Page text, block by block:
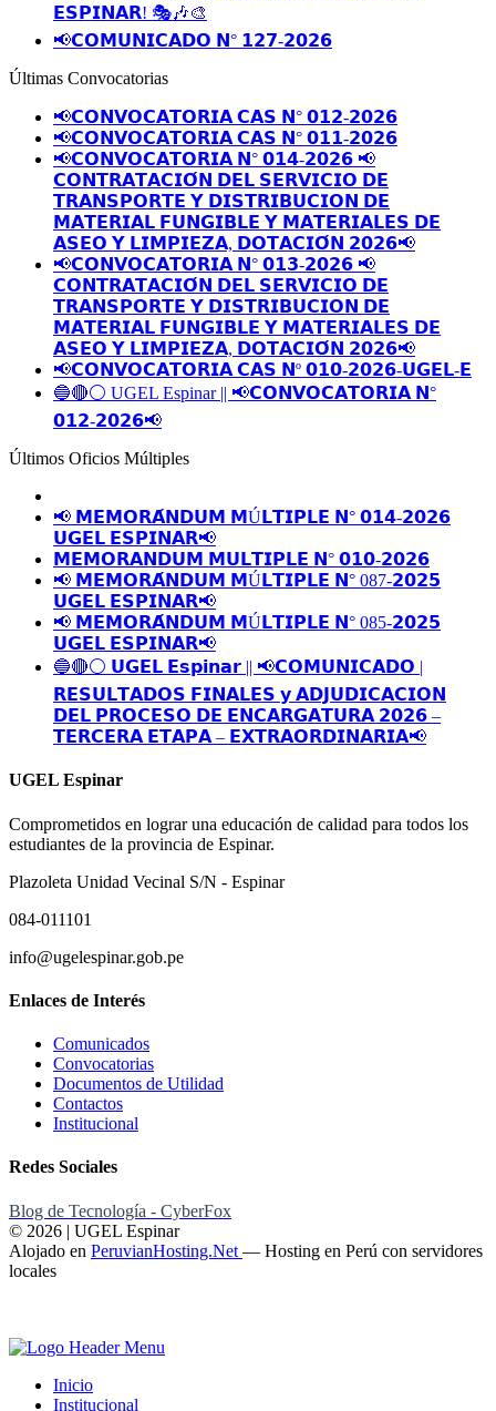
𝗘𝗦𝗣𝗜𝗡𝗔𝗥! 🎭🎶🎨
📢𝗖𝗢𝗠𝗨𝗡𝗜𝗖𝗔𝗗𝗢 𝗡° 𝟭𝟮𝟳-𝟮𝟬𝟮𝟲
Últimas Convocatorias
📢𝗖𝗢𝗡𝗩𝗢𝗖𝗔𝗧𝗢𝗥𝗜𝗔 𝗖𝗔𝗦 𝗡° 𝟬𝟭𝟮-𝟮𝟬𝟮𝟲
📢𝗖𝗢𝗡𝗩𝗢𝗖𝗔𝗧𝗢𝗥𝗜𝗔 𝗖𝗔𝗦 𝗡° 𝟬𝟭𝟭-𝟮𝟬𝟮𝟲
📢𝗖𝗢𝗡𝗩𝗢𝗖𝗔𝗧𝗢𝗥𝗜𝗔 𝗡° 𝟬𝟭𝟰-𝟮𝟬𝟮𝟲 📢
𝗖𝗢𝗡𝗧𝗥𝗔𝗧𝗔𝗖𝗜𝗢́𝗡 𝗗𝗘𝗟 𝗦𝗘𝗥𝗩𝗜𝗖𝗜𝗢 𝗗𝗘
𝗧𝗥𝗔𝗡𝗦𝗣𝗢𝗥𝗧𝗘 𝗬 𝗗𝗜𝗦𝗧𝗥𝗜𝗕𝗨𝗖𝗜𝗢𝗡 𝗗𝗘
𝗠𝗔𝗧𝗘𝗥𝗜𝗔𝗟 𝗙𝗨𝗡𝗚𝗜𝗕𝗟𝗘 𝗬 𝗠𝗔𝗧𝗘𝗥𝗜𝗔𝗟𝗘𝗦 𝗗𝗘
𝗔𝗦𝗘𝗢 𝗬 𝗟𝗜𝗠𝗣𝗜𝗘𝗭𝗔, 𝗗𝗢𝗧𝗔𝗖𝗜𝗢́𝗡 𝟮𝟬𝟮𝟲📢
📢𝗖𝗢𝗡𝗩𝗢𝗖𝗔𝗧𝗢𝗥𝗜𝗔 𝗡° 𝟬𝟭𝟯-𝟮𝟬𝟮𝟲 📢
𝗖𝗢𝗡𝗧𝗥𝗔𝗧𝗔𝗖𝗜𝗢́𝗡 𝗗𝗘𝗟 𝗦𝗘𝗥𝗩𝗜𝗖𝗜𝗢 𝗗𝗘
𝗧𝗥𝗔𝗡𝗦𝗣𝗢𝗥𝗧𝗘 𝗬 𝗗𝗜𝗦𝗧𝗥𝗜𝗕𝗨𝗖𝗜𝗢𝗡 𝗗𝗘
𝗠𝗔𝗧𝗘𝗥𝗜𝗔𝗟 𝗙𝗨𝗡𝗚𝗜𝗕𝗟𝗘 𝗬 𝗠𝗔𝗧𝗘𝗥𝗜𝗔𝗟𝗘𝗦 𝗗𝗘
𝗔𝗦𝗘𝗢 𝗬 𝗟𝗜𝗠𝗣𝗜𝗘𝗭𝗔, 𝗗𝗢𝗧𝗔𝗖𝗜𝗢́𝗡 𝟮𝟬𝟮𝟲📢
📢𝗖𝗢𝗡𝗩𝗢𝗖𝗔𝗧𝗢𝗥𝗜𝗔 𝗖𝗔𝗦 𝗡º 𝟬𝟭𝟬-𝟮𝟬𝟮𝟲-𝗨𝗚𝗘𝗟-𝗘
🔵🔴⚪️ UGEL Espinar || 📢𝗖𝗢𝗡𝗩𝗢𝗖𝗔𝗧𝗢𝗥𝗜𝗔 𝗡°
𝟬𝟭𝟮-𝟮𝟬𝟮𝟲📢
Últimos Oficios Múltiples
📢 𝗠𝗘𝗠𝗢𝗥𝗔́𝗡𝗗𝗨𝗠 𝗠Ú𝗟𝗧𝗜𝗣𝗟𝗘 𝗡° 𝟬𝟭𝟰-𝟮𝟬𝟮𝟲
𝗨𝗚𝗘𝗟 𝗘𝗦𝗣𝗜𝗡𝗔𝗥📢
𝗠𝗘𝗠𝗢𝗥𝗔𝗡𝗗𝗨𝗠 𝗠𝗨𝗟𝗧𝗜𝗣𝗟𝗘 𝗡° 𝟬𝟭𝟬-𝟮𝟬𝟮𝟲
📢 𝗠𝗘𝗠𝗢𝗥𝗔́𝗡𝗗𝗨𝗠 𝗠Ú𝗟𝗧𝗜𝗣𝗟𝗘 𝗡° 087-𝟮𝟬𝟮𝟱
𝗨𝗚𝗘𝗟 𝗘𝗦𝗣𝗜𝗡𝗔𝗥📢
📢 𝗠𝗘𝗠𝗢𝗥𝗔́𝗡𝗗𝗨𝗠 𝗠Ú𝗟𝗧𝗜𝗣𝗟𝗘 𝗡° 085-𝟮𝟬𝟮𝟱
𝗨𝗚𝗘𝗟 𝗘𝗦𝗣𝗜𝗡𝗔𝗥📢
🔵🔴⚪️ 𝗨𝗚𝗘𝗟 𝗘𝘀𝗽𝗶𝗻𝗮𝗿 || 📢𝗖𝗢𝗠𝗨𝗡𝗜𝗖𝗔𝗗𝗢 |
𝗥𝗘𝗦𝗨𝗟𝗧𝗔𝗗𝗢𝗦 𝗙𝗜𝗡𝗔𝗟𝗘𝗦 𝘆 𝗔𝗗𝗝𝗨𝗗𝗜𝗖𝗔𝗖𝗜𝗢𝗡
𝗗𝗘𝗟 𝗣𝗥𝗢𝗖𝗘𝗦𝗢 𝗗𝗘 𝗘𝗡𝗖𝗔𝗥𝗚𝗔𝗧𝗨𝗥𝗔 𝟮𝟬𝟮𝟲 –
𝗧𝗘𝗥𝗖𝗘𝗥𝗔 𝗘𝗧𝗔𝗣𝗔 – 𝗘𝗫𝗧𝗥𝗔𝗢𝗥𝗗𝗜𝗡𝗔𝗥𝗜𝗔📢
UGEL Espinar
Comprometidos en lograr una educación de calidad para todos los
estudiantes de la provincia de Espinar.
Plazoleta Unidad Vecinal S/N - Espinar
084-011101
info@ugelespinar.gob.pe
Enlaces de Interés
Comunicados
Convocatorias
Documentos de Utilidad
Contactos
Institucional
Redes Sociales
Blog de Tecnología - CyberFox
© 2026 | UGEL Espinar
Alojado en PeruvianHosting.Net — Hosting en Perú con servidores
locales
Inicio
Institucional